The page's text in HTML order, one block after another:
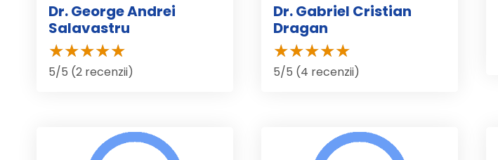
Dr. George Andrei
Salavastru
5/5 (2 recenzii)
Dr. Gabriel Cristian
Dragan
5/5 (4 recenzii)